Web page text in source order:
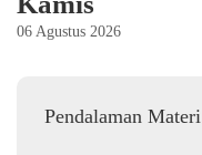
06 Agustus 2026
Pendalaman Materi